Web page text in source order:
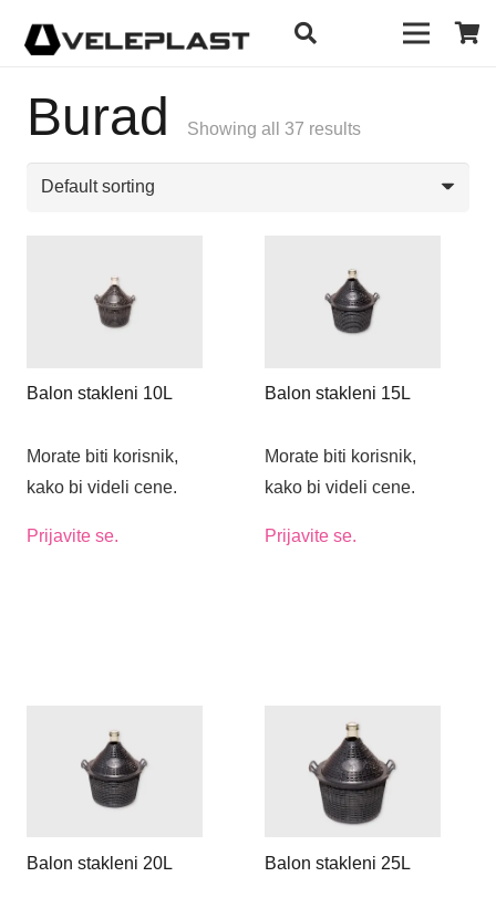
Burad Showing all 37 results
Balon stakleni 10L
Morate biti korisnik,
kako bi videli cene.
Prijavite se.
Balon stakleni 15L
Morate biti korisnik,
kako bi videli cene.
Prijavite se.
Balon stakleni 20L Balon stakleni 25L